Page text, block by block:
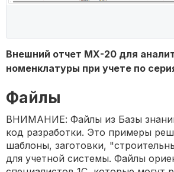
Внешний отчет МХ-20 для
номенклатуры при учете по
Файлы
ВНИМАНИЕ: Файлы из Базы
код разработки. Это примеры
шаблоны, заготовки,
для учетной системы. Файлы